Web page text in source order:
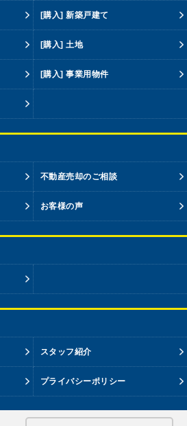
[購入] 新築戸建て
[購入] 土地
[購入] 事業用物件
不動産売却のご相談
お客様の声
スタッフ紹介
プライバシーポリシー